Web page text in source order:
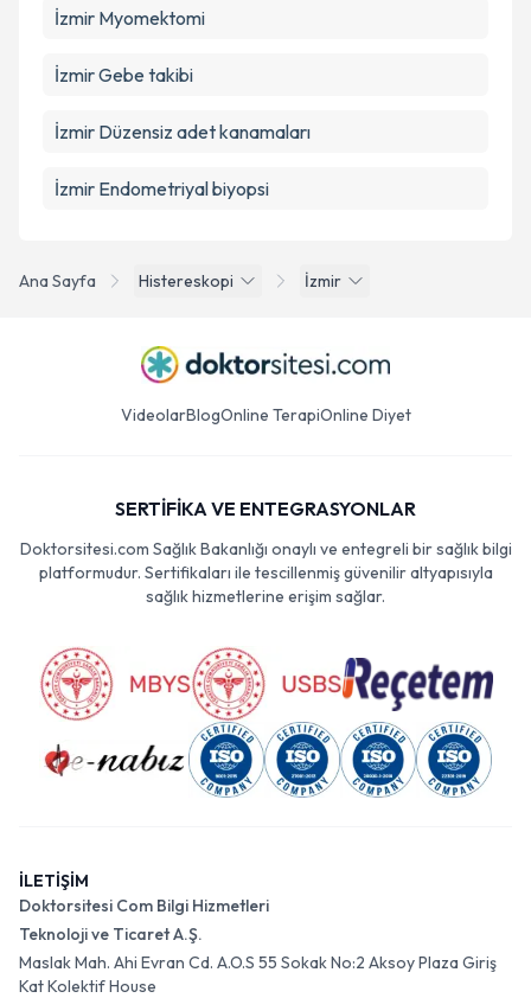
Ana Sayfa Histereskopi İzmir
İzmir Myomektomi
İzmir Gebe takibi
İzmir Düzensiz adet kanamaları
İzmir Endometriyal biyopsi
VideolarBlogOnline TerapiOnline Diyet
SERTİFİKA VE ENTEGRASYONLAR
Doktorsitesi.com Sağlık Bakanlığı onaylı ve entegreli bir sağlık bilgi
platformudur. Sertifikaları ile tescillenmiş güvenilir altyapısıyla
sağlık hizmetlerine erişim sağlar.
İLETİŞİM
Doktorsitesi Com Bilgi Hizmetleri
Teknoloji ve Ticaret A.Ş.
Maslak Mah. Ahi Evran Cd. A.O.S 55 Sokak No:2 Aksoy Plaza Giriş
Kat Kolektif House